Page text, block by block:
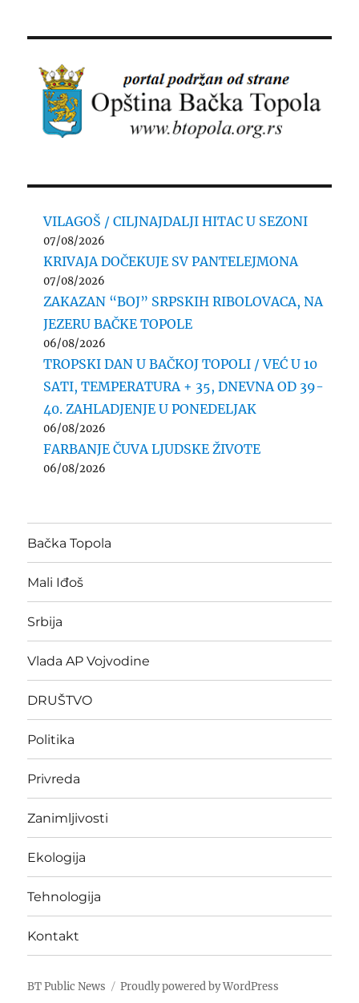
VILAGOŠ / CILJNAJDALJI HITAC U SEZONI
07/08/2026
KRIVAJA DOČEKUJE SV PANTELEJMONA
07/08/2026
ZAKAZAN “BOJ” SRPSKIH RIBOLOVACA, NA
JEZERU BAČKE TOPOLE
06/08/2026
TROPSKI DAN U BAČKOJ TOPOLI / VEĆ U 10
SATI, TEMPERATURA + 35, DNEVNA OD 39-
40. ZAHLADJENJE U PONEDELJAK
06/08/2026
FARBANJE ČUVA LJUDSKE ŽIVOTE
06/08/2026
Bačka Topola
Mali Iđoš
Srbija
Vlada AP Vojvodine
DRUŠTVO
Politika
Privreda
Zanimljivosti
Ekologija
Tehnologija
Kontakt
BT Public News Proudly powered by WordPress